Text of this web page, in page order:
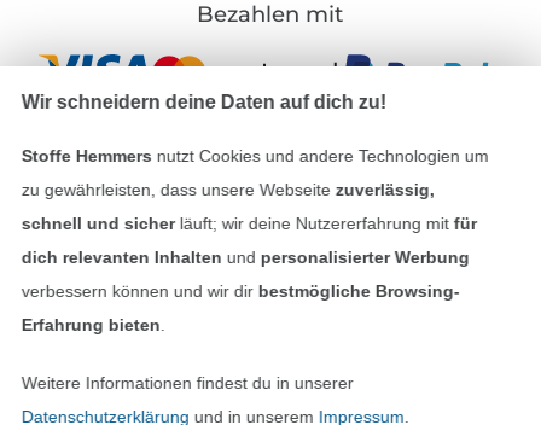
Bezahlen mit
Unsere Versandpartner
In den deutschen Shop wechseln (aktuell
Wir schneidern deine Daten auf dich zu!
Stoffe Hemmers nutzt Cookies und andere Technologien um
zu gewährleisten, dass unsere Webseite zuverlässig,
schnell und sicherläuft; wir deine Nutzererfahrung mitfür
dich relevanten Inhalten und personalisierter Werbung
verbessern können und wir dir bestmögliche Browsing-
Erfahrung bieten
Weitere Informationen findest du in unserer
Datenschutzerklärung und in unserem Impressum